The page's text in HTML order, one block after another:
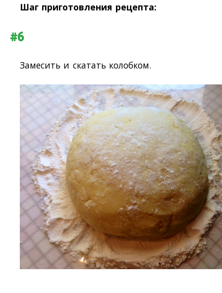
Шаг приготовления рецепта:
#6
Замесить и скатать колобком.